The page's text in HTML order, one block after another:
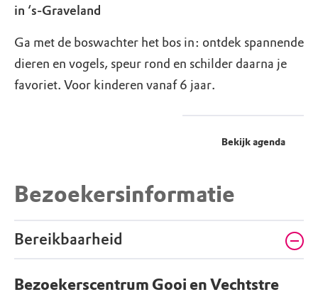
in ‘s-Graveland
Ga met de boswachter het bos in: ontdek spannende
dieren en vogels, speur rond en schilder daarna je
favoriet. Voor kinderen vanaf 6 jaar.
Bekijk agenda
Bezoekersinformatie
Bereikbaarheid
Bezoekerscentrum Gooi en Vechtstre